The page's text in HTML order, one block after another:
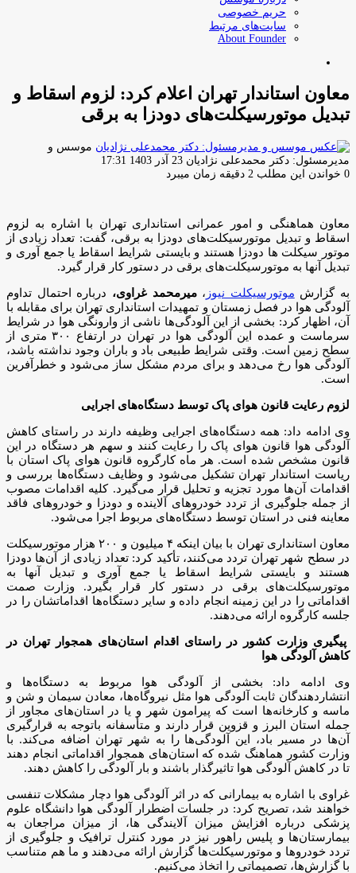
حریم خصوصی
سایت‌های مرتبط
About Founder
معاون استاندار تهران اعلام کرد: لزوم اسقاط و
تبدیل موتورسیکلت‌های دودزا به برقی
موسس و
مدیرمسئول: دکتر محمدعلی نژادیان ارسال
ایمیل
23 آذر 1403 17:31
0 خواندن این مطلب 2 دقیقه زمان میبرد
معاون هماهنگی و امور عمرانی استانداری تهران با اشاره به لزوم
اسقاط و تبدیل موتورسیکلت‌های دودزا به برقی، گفت: تعداد زیادی از
موتور سیکلت ها دودزا هستند و بایستی شرایط اسقاط یا جمع آوری و
تبدیل آنها به موتورسیکلت‌های برقی در دستور کار قرار گیرد.
به گزارش موتورسیکلت نیوز ،میرمحمد غراوی، درباره احتمال تداوم
آلودگی هوا در فصل زمستان و تمهیدات استانداری تهران برای مقابله با
آن، اظهار کرد: بخشی از این آلودگی‌ها ناشی از وارونگی هوا در شرایط
سرماست و عمده این آلودگی هوا در تهران در ارتفاع ۳۰۰ متری از
سطح زمین است. وقتی شرایط طبیعی باد و باران وجود نداشته باشد،
آلودگی هوا رخ می‌دهد و برای مردم مشکل ساز می‌شود و خطرآفرین
است.
لزوم رعایت قانون هوای پاک توسط دستگاه‌های اجرایی
وی ادامه داد: همه دستگاه‌های اجرایی وظیفه دارند در راستای کاهش
آلودگی هوا قانون هوای پاک را رعایت کنند و سهم هر دستگاه در این
قانون مشخص شده است. هر ماه کارگروه قانون هوای پاک استان با
ریاست استاندار تهران تشکیل می‌شود و وظایف دستگاه‌ها بررسی و
اقدامات آن‌ها مورد تجزیه و تحلیل قرار می‌گیرد. کلیه اقدامات مصوب
از جمله جلوگیری از تردد خودروهای آلاینده و دودزا و خودروهای فاقد
معاینه فنی در استان توسط دستگاه‌های مربوط اجرا می‌شود.
معاون استانداری تهران با بیان اینکه ۴ میلیون و ۲۰۰ هزار موتورسیکلت
در سطح شهر تهران تردد می‌کنند، تأکید کرد: تعداد زیادی از آن‌ها دودزا
هستند و بایستی شرایط اسقاط یا جمع آوری و تبدیل آنها به
موتورسیکلت‌های برقی در دستور کار قرار بگیرد. وزارت صمت
اقداماتی را در این زمینه انجام داده و سایر دستگاه‌ها اقداماتشان را در
جلسه کارگروه ارائه می‌دهند.
پیگیری وزارت کشور در راستای اقدام استان‌های همجوار تهران در
کاهش آلودگی هوا
وی ادامه داد: بخشی از آلودگی هوا مربوط به دستگاه‌ها و
انتشاردهندگان ثابت آلودگی هوا مثل نیروگاه‌ها، معادن سیمان و شن و
ماسه و کارخانه‌ها است که پیرامون شهر و یا در استان‌های مجاور از
جمله استان البرز و قزوین قرار دارند و متأسفانه باتوجه به قرارگیری
آن‌ها در مسیر باد، این آلودگی‌ها را به شهر تهران اضافه می‌کند. با
وزارت کشور هماهنگ شده که استان‌های همجوار اقداماتی انجام دهند
تا در کاهش آلودگی هوا تاثیرگذار باشند و بار آلودگی را کاهش دهند.
غراوی با اشاره به بیمارانی که در اثر آلودگی هوا دچار مشکلات تنفسی
خواهند شد، تصریح کرد: در جلسات اضطرار آلودگی هوا دانشگاه علوم
پزشکی درباره افزایش میزان آلایندگی ها، از میزان مراجعان به
بیمارستان‌ها و پلیس راهور نیز در مورد کنترل ترافیک و جلوگیری از
تردد خودروها و موتورسیکلت‌ها گزارش ارائه می‌دهند و ما هم متناسب
با گزارش‌ها، تصمیماتی را اتخاذ می‌کنیم.